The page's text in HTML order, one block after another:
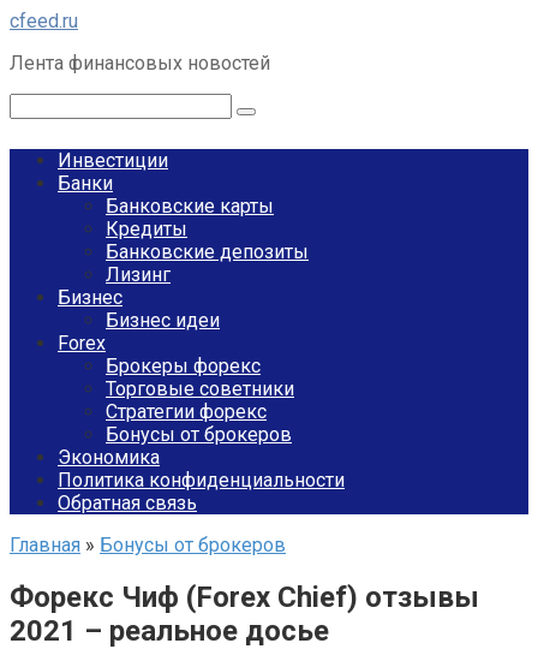
Перейти
контенту
cfeed.ru
Лента финансовых новостей
Инвестиции
Банки
Банковские карты
Кредиты
Банковские депозиты
Лизинг
Бизнес
Бизнес идеи
Forex
Брокеры форекс
Торговые советники
Стратегии форекс
Бонусы от брокеров
Экономика
Политика конфиденциальности
Обратная связь
Главная » Бонусы от брокеров
Форекс Чиф (Forex Chief) отзывы
2021 – реальное досье